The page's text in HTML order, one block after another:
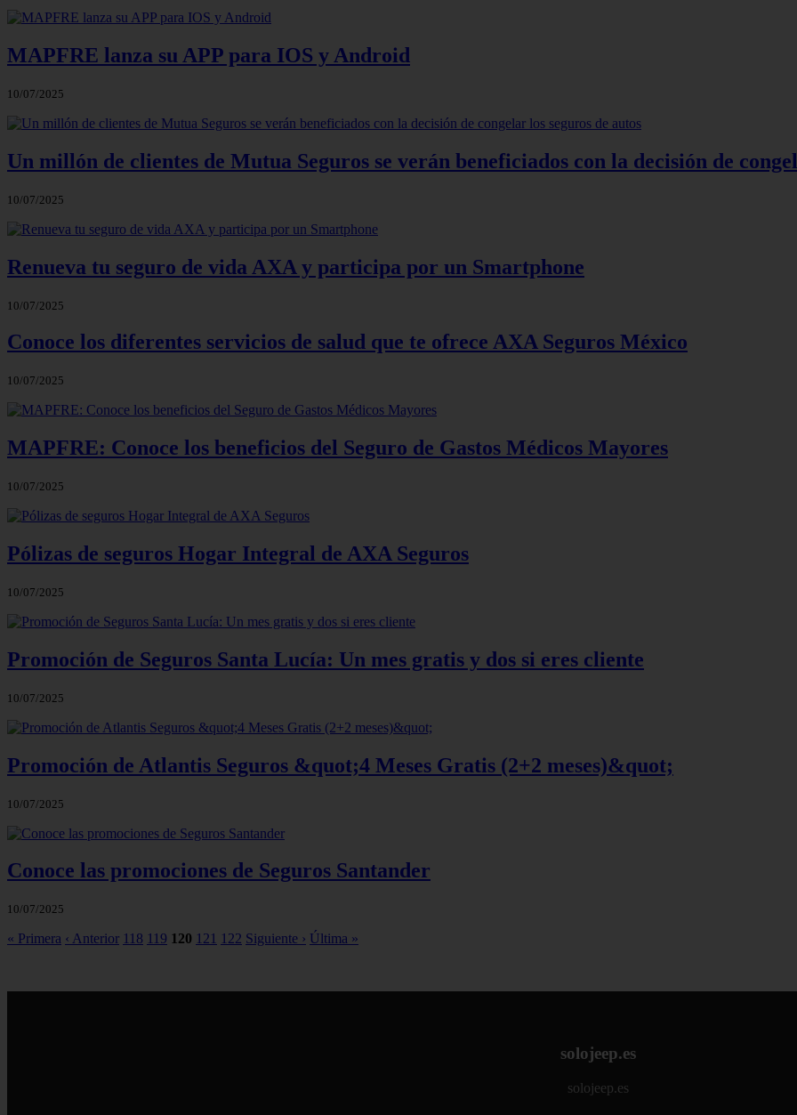
MAPFRE lanza su APP para IOS y Android
10/07/2025
Un millón de clientes de Mutua Seguros se verán beneficiados con la decisión de
10/07/2025
Renueva tu seguro de vida AXA y participa por un Smartphone
10/07/2025
Conoce los diferentes servicios de salud que te ofrece AXA Seguros México
10/07/2025
MAPFRE: Conoce los beneficios del Seguro de Gastos Médicos Mayores
10/07/2025
Pólizas de seguros Hogar Integral de AXA Seguros
10/07/2025
Promoción de Seguros Santa Lucía: Un mes gratis y dos si eres cliente
10/07/2025
Promoción de Atlantis Seguros &quot;4 Meses Gratis (2+2 meses)&quot;
10/07/2025
Conoce las promociones de Seguros Santander
10/07/2025
« Primera ‹ Anterior 118 119 120 121 122 Siguiente › Última »
solojeep.es
solojeep.es